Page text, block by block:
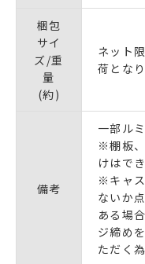
梱包
サイ
ズ/重
量
(約)
ネット
荷となり
備考
一部ル
※棚板
けはで
※キャ
ないか
ある場
ジ締め
ただく